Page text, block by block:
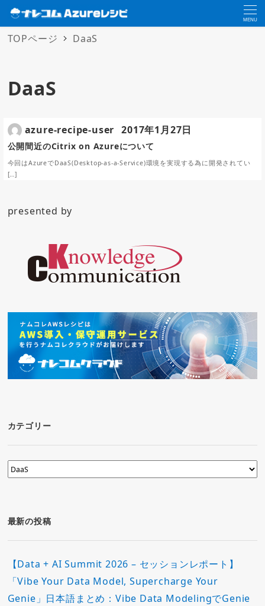
MENU
TOPページ DaaS
DaaS
公開間近のCitrix on Azureについて
今回はAzureでDaaS(Desktop-as-a-Service)環境を実現する為に開発されてい
[…]
azure-recipe-user 2017年1月27日
presented by
カテゴリー
カ
テ
ー
最新の投稿
【Data + AI Summit 2026 – セッションレポート】
「Vibe Your Data Model, Supercharge Your
Genie」日本語まとめ：Vibe Data ModelingでGenie